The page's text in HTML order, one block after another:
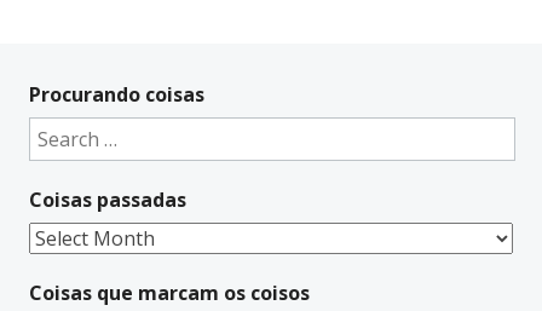
t
e
a
t
i
v
Procurando coisas
Search
for:
Coisas passadas
Coisas
Coisas que marcam os coisos